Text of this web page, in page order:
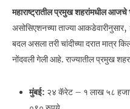
महाराष्ट्रातील प्रमुख शहरांमधील
असोसिएशनच्या ताज्या आकडेवारीनुसार,
बदल असला तरी चांदीच्या दरात मात्र
नोंदवली गेली आहे. राज्यातील प्रमुख
मुंबई: २४ कॅरेट – १ लाख ५८